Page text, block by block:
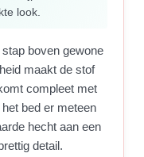
look.
boven gewone
maakt de stof
compleet met
bed er meteen
hecht aan een
detail.